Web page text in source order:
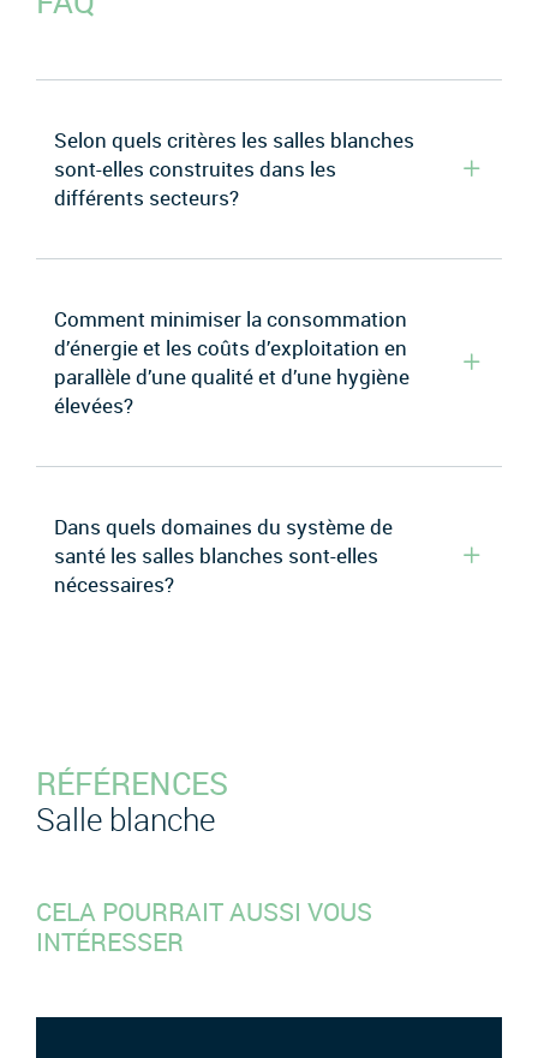
Selon quels critères les salles blanches
sont-elles construites dans les
différents secteurs?
Comment minimiser la consommation
d’énergie et les coûts d’exploitation en
parallèle d’une qualité et d’une hygiène
élevées?
Dans quels domaines du système de
santé les salles blanches sont-elles
nécessaires?
RÉFÉRENCES
Salle blanche
CELA POURRAIT AUSSI VOUS
INTÉRESSER